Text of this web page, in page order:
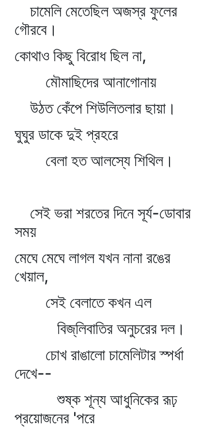
চামেলি মেতেছিল অজস্র ফুলের
গৌরবে।
কোথাও কিছু বিরোধ ছিল না,
মৌমাছিদের আনাগোনায়
উঠত কেঁপে শিউলিতলার ছায়া।
ঘুঘুর ডাকে দুই প্রহরে
বেলা হত আলস্যে শিথিল।
সেই ভরা শরতের দিনে সূর্য-ডোবার
সময়
মেঘে মেঘে লাগল যখন নানা রঙের
খেয়াল,
সেই বেলাতে কখন এল
বিজ্‌লিবাতির অনুচরের দল।
চোখ রাঙালো চামেলিটার স্পর্ধা
দেখে--
শুষ্ক শূন্য আধুনিকের রূঢ়
প্রয়োজনের 'পরে